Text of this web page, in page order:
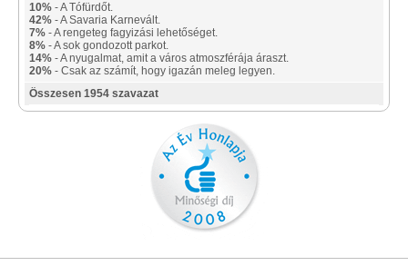
10% - A Tófürdőt.
42% - A Savaria Karnevált.
7% - A rengeteg fagyizási lehetőséget.
8% - A sok gondozott parkot.
14% - A nyugalmat, amit a város atmoszférája áraszt.
20% - Csak az számít, hogy igazán meleg legyen.
Összesen 1954 szavazat